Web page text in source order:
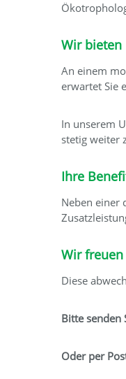
Wir bieten
An einem
erwartet Sie
In unserem
stetig weiter
Ihre
Neben einer
Wir
Diese
Bitte senden
Oder per